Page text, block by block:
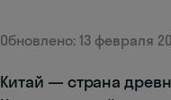
Обновлено: 13 февраля
Китай — страна